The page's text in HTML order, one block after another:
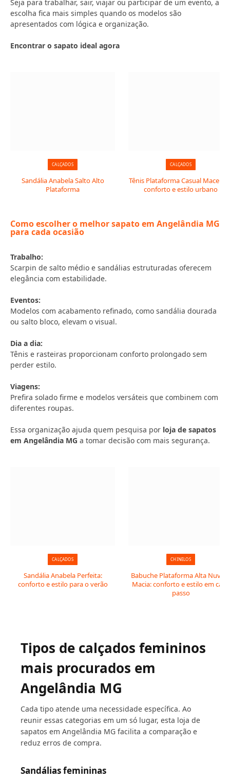
Seja para trabalhar, sair, viajar ou participar de um evento, a
escolha fica mais simples quando os modelos são
apresentados com lógica e organização.
Encontrar o sapato ideal agora
CALÇADOS
Sandália Anabela Salto Alto
Plataforma
CALÇADOS
Tênis Plataforma Casual
conforto e estilo urbano
Como escolher o melhor sapato em Angelândia MG
para cada ocasião
Trabalho:
Scarpin de salto médio e sandálias estruturadas oferecem
elegância com estabilidade.
Eventos:
Modelos com acabamento refinado, como sandália dourada
ou salto bloco, elevam o visual.
Dia a dia:
Tênis e rasteiras proporcionam conforto prolongado sem
perder estilo.
Viagens:
Prefira solado firme e modelos versáteis que combinem com
diferentes roupas.
Essa organização ajuda quem pesquisa por loja de sapatos
em Angelândia MG a tomar decisão com mais segurança.
CALÇADOS
Sandália Anabela Perfeita:
conforto e estilo para o verão
CHINELOS
Babuche Plataforma Alta Nuvem
Macia: conforto e estilo em cada
passo
Tipos de calçados femininos
mais procurados em
Angelândia MG
Cada tipo atende uma necessidade específica. Ao
reunir essas categorias em um só lugar, esta loja de
sapatos em Angelândia MG facilita a comparação e
reduz erros de compra.
Sandálias femininas